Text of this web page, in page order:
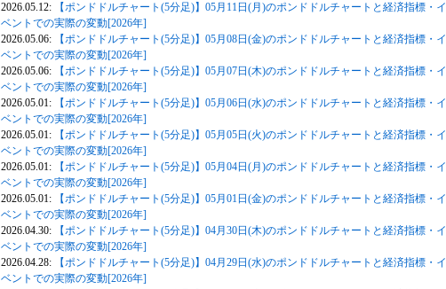
2026.05.12:
【ポンドドルチャート(5分足)】05月11日(月)のポンドドルチャートと経済指標・イ
ベントでの実際の変動[2026年]
2026.05.06:
【ポンドドルチャート(5分足)】05月08日(金)のポンドドルチャートと経済指標・イ
ベントでの実際の変動[2026年]
2026.05.06:
【ポンドドルチャート(5分足)】05月07日(木)のポンドドルチャートと経済指標・イ
ベントでの実際の変動[2026年]
2026.05.01:
【ポンドドルチャート(5分足)】05月06日(水)のポンドドルチャートと経済指標・イ
ベントでの実際の変動[2026年]
2026.05.01:
【ポンドドルチャート(5分足)】05月05日(火)のポンドドルチャートと経済指標・イ
ベントでの実際の変動[2026年]
2026.05.01:
【ポンドドルチャート(5分足)】05月04日(月)のポンドドルチャートと経済指標・イ
ベントでの実際の変動[2026年]
2026.05.01:
【ポンドドルチャート(5分足)】05月01日(金)のポンドドルチャートと経済指標・イ
ベントでの実際の変動[2026年]
2026.04.30:
【ポンドドルチャート(5分足)】04月30日(木)のポンドドルチャートと経済指標・イ
ベントでの実際の変動[2026年]
2026.04.28:
【ポンドドルチャート(5分足)】04月29日(水)のポンドドルチャートと経済指標・イ
ベントでの実際の変動[2026年]